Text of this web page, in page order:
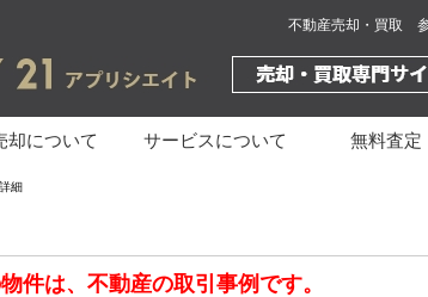
不動産売却・買取
却について サービスについて 無料査定
細
件は、不動産の取引事例です。